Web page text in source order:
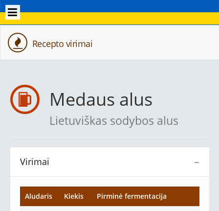
Recepto virimai
Medaus alus
Lietuviškas sodybos alus
−
Virimai
Aludaris Kiekis Pirminė fermentacija